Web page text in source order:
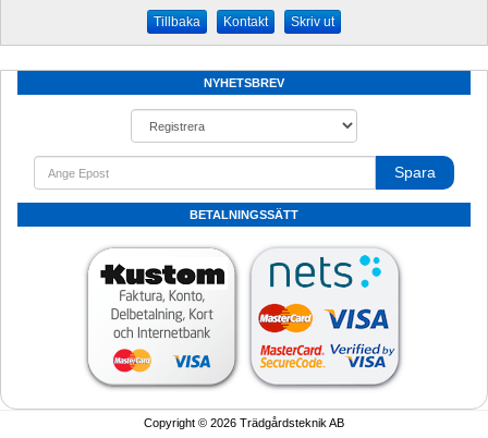
Kontakt Skriv ut
NYHETSBREV
Spara
BETALNINGSSÄTT
Copyright © 2026 Trädgårdsteknik AB